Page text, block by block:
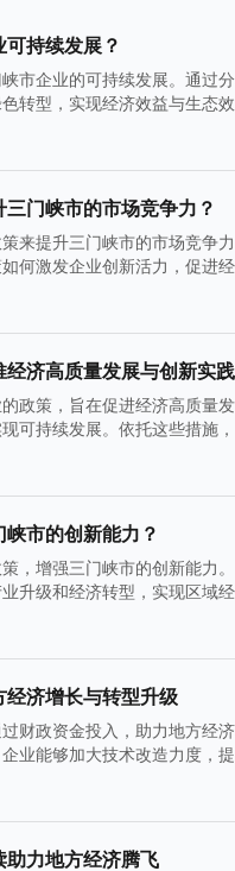
持续发展？
市企业的可持续发展。通过
转型，实现经济效益与生态
门峡市的市场竞争力？
来提升三门峡市的市场竞争
何激发企业创新活力，促进
济高质量发展与创新实践
政策，旨在促进经济高质量
可持续发展。依托这些措施
市的创新能力？
，增强三门峡市的创新能力
升级和经济转型，实现区域
济增长与转型升级
财政资金投入，助力地方经
业能够加大技术改造力度，
力地方经济腾飞